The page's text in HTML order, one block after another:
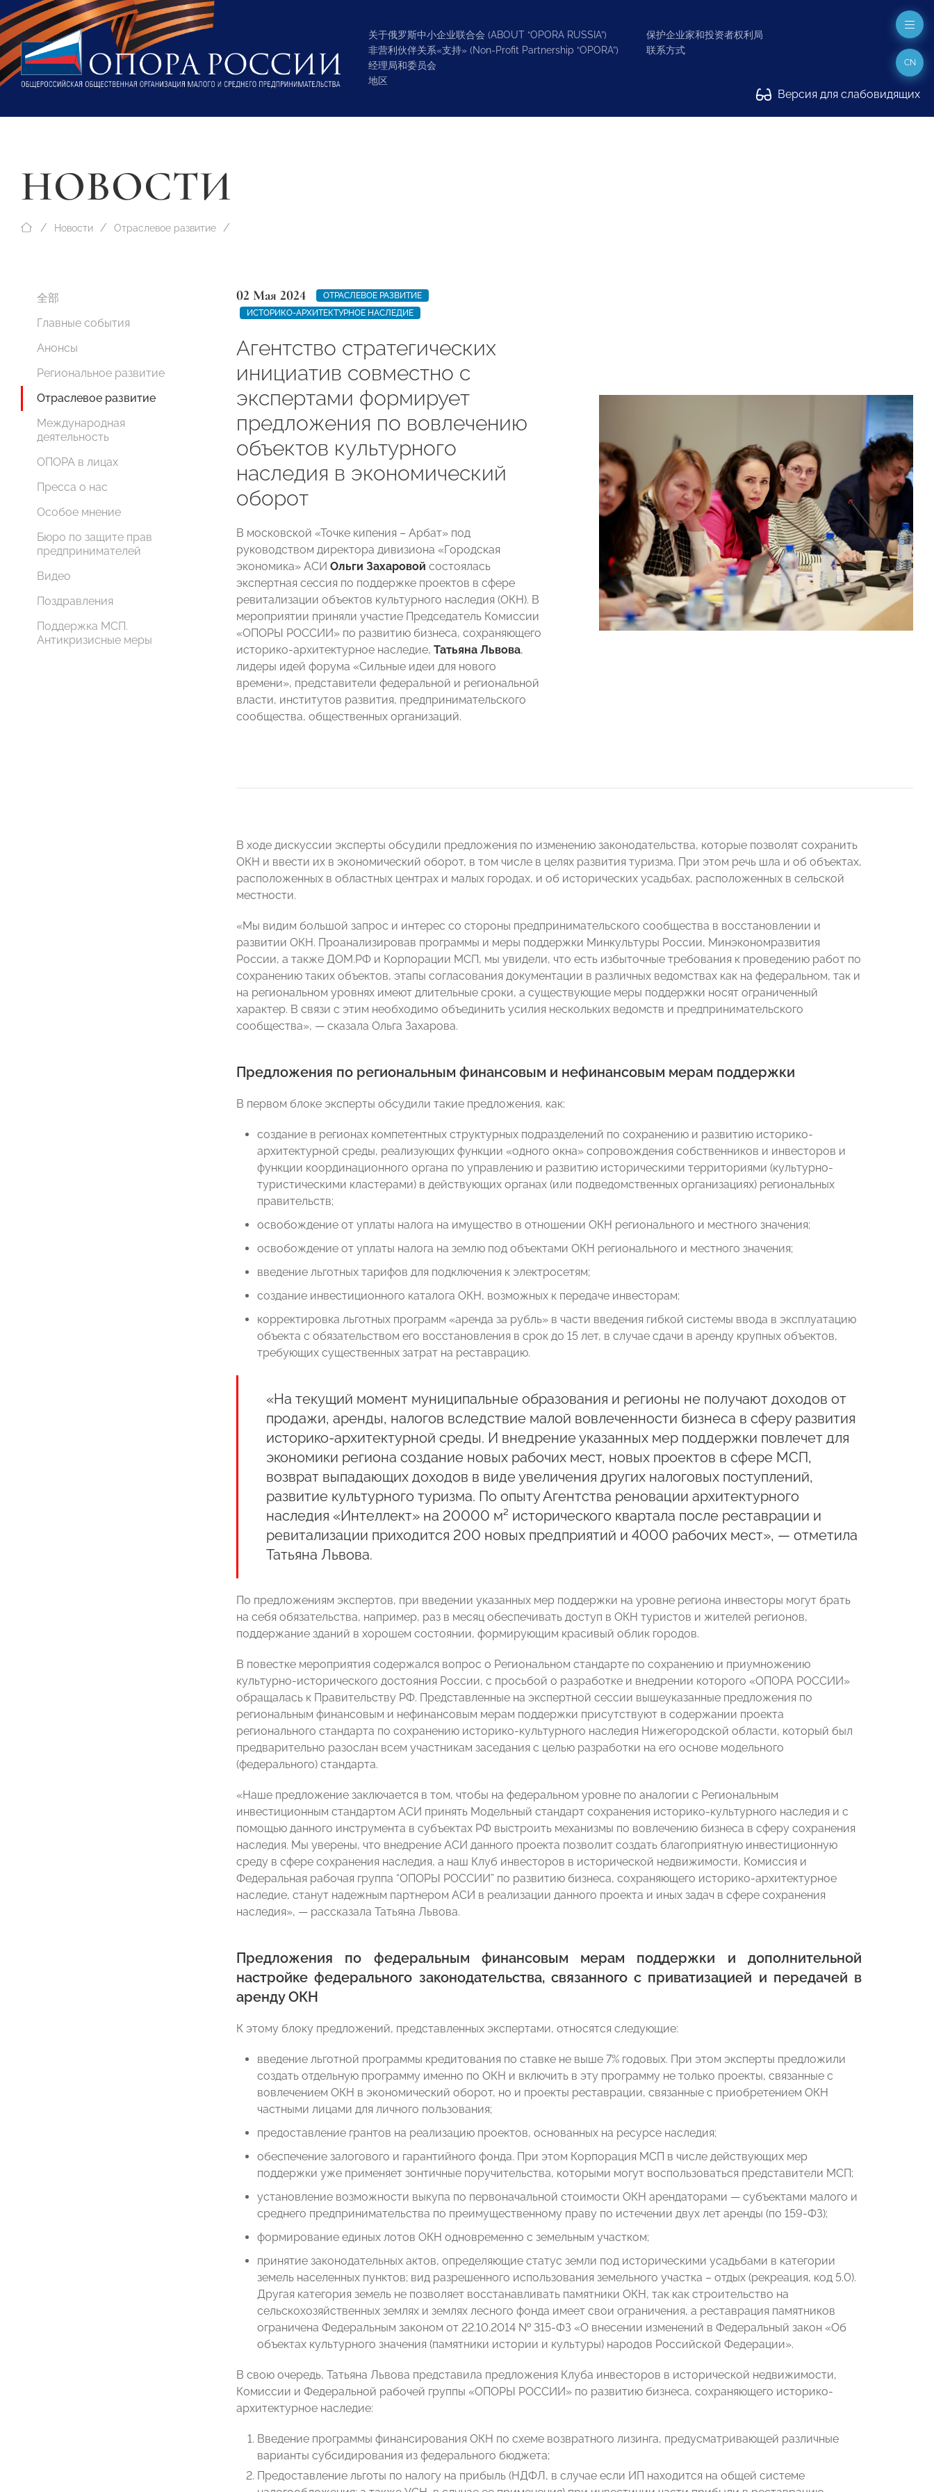
关于俄罗斯中小企业联合会 (ABOUT “OPORA RUSSIA”)
非营利伙伴关系«支持» (Non-Profit Partnership “OPORA”)
经理局和委员会
地区
保护企业家和投资者权利局
联系方式
Версия для слабовидящих
CN
НОВОСТИ
Новости Отраслевое развитие
全部
Главные события
Анонсы
Региональное развитие
Отраслевое развитие
Международная
деятельность
ОПОРА в лицах
Пресса о нас
Особое мнение
Бюро по защите прав
предпринимателей
Видео
Поздравления
Поддержка МСП.
Антикризисные меры
02 Мая 2024
ОТРАСЛЕВОЕ РАЗВИТИЕ
ИСТОРИКО-АРХИТЕКТУРНОЕ НАСЛЕДИЕ
Агентство стратегических
инициатив совместно с
экспертами формирует
предложения по вовлечению
объектов культурного
наследия в экономический
оборот
В московской «Точке кипения – Арбат» под
руководством директора дивизиона «Городская
экономика» АСИ Ольги Захаровой состоялась
экспертная сессия по поддержке проектов в сфере
ревитализации объектов культурного наследия (ОКН). В
мероприятии приняли участие Председатель Комиссии
«ОПОРЫ РОССИИ» по развитию бизнеса, сохраняющего
историко-архитектурное наследие, Татьяна Львова,
лидеры идей форума «Сильные идеи для нового
времени», представители федеральной и региональной
власти, институтов развития, предпринимательского
сообщества, общественных организаций.
В ходе дискуссии эксперты обсудили предложения по изменению законодательства, которые позволят сохранить
ОКН и ввести их в экономический оборот, в том числе в целях развития туризма. При этом речь шла и об объектах,
расположенных в областных центрах и малых городах, и об исторических усадьбах, расположенных в сельской
местности.
«Мы видим большой запрос и интерес со стороны предпринимательского сообщества в восстановлении и
развитии ОКН. Проанализировав программы и меры поддержки Минкультуры России, Минэкономразвития
России, а также ДОМ.РФ и Корпорации МСП, мы увидели, что есть избыточные требования к проведению работ по
сохранению таких объектов, этапы согласования документации в различных ведомствах как на федеральном, так и
на региональном уровнях имеют длительные сроки, а существующие меры поддержки носят ограниченный
характер. В связи с этим необходимо объединить усилия нескольких ведомств и предпринимательского
сообщества», — сказала Ольга Захарова.
Предложения по региональным финансовым и нефинансовым мерам поддержки
В первом блоке эксперты обсудили такие предложения, как:
создание в регионах компетентных структурных подразделений по сохранению и развитию историко-
архитектурной среды, реализующих функции «одного окна» сопровождения собственников и инвесторов и
функции координационного органа по управлению и развитию историческими территориями (культурно-
туристическими кластерами) в действующих органах (или подведомственных организациях) региональных
правительств;
освобождение от уплаты налога на имущество в отношении ОКН регионального и местного значения;
освобождение от уплаты налога на землю под объектами ОКН регионального и местного значения;
введение льготных тарифов для подключения к электросетям;
создание инвестиционного каталога ОКН, возможных к передаче инвесторам;
корректировка льготных программ «аренда за рубль» в части введения гибкой системы ввода в эксплуатацию
объекта с обязательством его восстановления в срок до 15 лет, в случае сдачи в аренду крупных объектов,
требующих существенных затрат на реставрацию.
«На текущий момент муниципальные образования и регионы не получают доходов от
продажи, аренды, налогов вследствие малой вовлеченности бизнеса в сферу развития
историко-архитектурной среды. И внедрение указанных мер поддержки повлечет для
экономики региона создание новых рабочих мест, новых проектов в сфере МСП,
возврат выпадающих доходов в виде увеличения других налоговых поступлений,
развитие культурного туризма. По опыту Агентства реновации архитектурного
наследия «Интеллект» на 20000 м² исторического квартала после реставрации и
ревитализации приходится 200 новых предприятий и 4000 рабочих мест», — отметила
Татьяна Львова.
По предложениям экспертов, при введении указанных мер поддержки на уровне региона инвесторы могут брать
на себя обязательства, например, раз в месяц обеспечивать доступ в ОКН туристов и жителей регионов,
поддержание зданий в хорошем состоянии, формирующим красивый облик городов.
В повестке мероприятия содержался вопрос о Региональном стандарте по сохранению и приумножению
культурно-исторического достояния России, с просьбой о разработке и внедрении которого «ОПОРА РОССИИ»
обращалась к Правительству РФ. Представленные на экспертной сессии вышеуказанные предложения по
региональным финансовым и нефинансовым мерам поддержки присутствуют в содержании проекта
регионального стандарта по сохранению историко-культурного наследия Нижегородской области, который был
предварительно разослан всем участникам заседания с целью разработки на его основе модельного
(федерального) стандарта.
«Наше предложение заключается в том, чтобы на федеральном уровне по аналогии с Региональным
инвестиционным стандартом АСИ принять Модельный стандарт сохранения историко-культурного наследия и с
помощью данного инструмента в субъектах РФ выстроить механизмы по вовлечению бизнеса в сферу сохранения
наследия. Мы уверены, что внедрение АСИ данного проекта позволит создать благоприятную инвестиционную
среду в сфере сохранения наследия, а наш Клуб инвесторов в исторической недвижимости, Комиссия и
Федеральная рабочая группа “ОПОРЫ РОССИИ” по развитию бизнеса, сохраняющего историко-архитектурное
наследие, станут надежным партнером АСИ в реализации данного проекта и иных задач в сфере сохранения
наследия», — рассказала Татьяна Львова.
Предложения по федеральным финансовым мерам поддержки и дополнительной
настройке федерального законодательства, связанного с приватизацией и передачей в
аренду ОКН
К этому блоку предложений, представленных экспертами, относятся следующие:
введение льготной программы кредитования по ставке не выше 7% годовых. При этом эксперты предложили
создать отдельную программу именно по ОКН и включить в эту программу не только проекты, связанные с
вовлечением ОКН в экономический оборот, но и проекты реставрации, связанные с приобретением ОКН
частными лицами для личного пользования;
предоставление грантов на реализацию проектов, основанных на ресурсе наследия;
обеспечение залогового и гарантийного фонда. При этом Корпорация МСП в числе действующих мер
поддержки уже применяет зонтичные поручительства, которыми могут воспользоваться представители МСП;
установление возможности выкупа по первоначальной стоимости ОКН арендаторами — субъектами малого и
среднего предпринимательства по преимущественному праву по истечении двух лет аренды (по 159-ФЗ);
формирование единых лотов ОКН одновременно с земельным участком;
принятие законодательных актов, определяющие статус земли под историческими усадьбами в категории
земель населенных пунктов; вид разрешенного использования земельного участка – отдых (рекреация, код 5.0).
Другая категория земель не позволяет восстанавливать памятники ОКН, так как строительство на
сельскохозяйственных землях и землях лесного фонда имеет свои ограничения, а реставрация памятников
ограничена Федеральным законом от 22.10.2014 № 315-ФЗ «О внесении изменений в Федеральный закон «Об
объектах культурного значения (памятники истории и культуры) народов Российской Федерации».
В свою очередь, Татьяна Львова представила предложения Клуба инвесторов в исторической недвижимости,
Комиссии и Федеральной рабочей группы «ОПОРЫ РОССИИ» по развитию бизнеса, сохраняющего историко-
архитектурное наследие:
Введение программы финансирования ОКН по схеме возвратного лизинга, предусматривающей различные
варианты субсидирования из федерального бюджета;
Предоставление льготы по налогу на прибыль (НДФЛ, в случае если ИП находится на общей системе